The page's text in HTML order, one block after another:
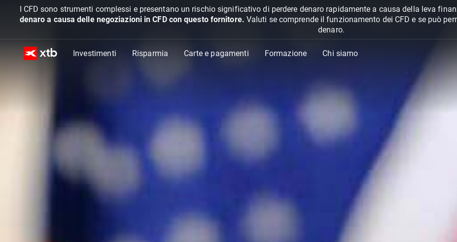
I CFD sono strumenti complessi e presentano un rischio significativo di perdere denaro rapidamente a causa della leva
denaro a causa delle negoziazioni in CFD con questo fornitore. Valuti se comprende il funzionamento dei CFD e se può
denaro.
Investimenti Risparmia Carte e pagamenti Formazione Chi siamo